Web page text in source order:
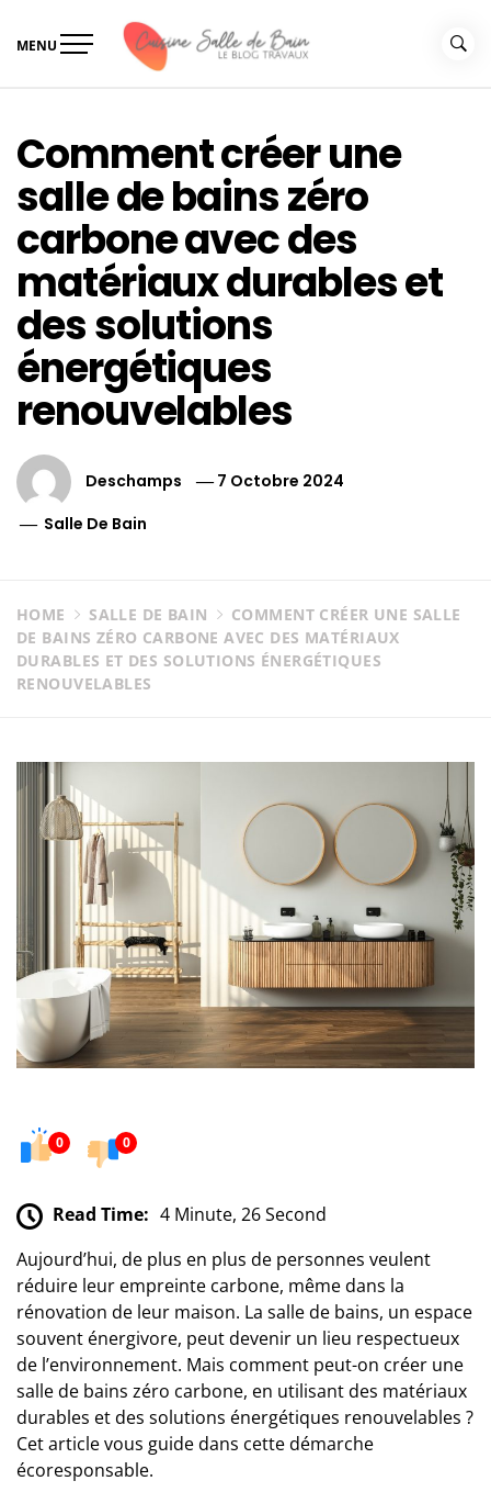
MENU
Comment créer une
salle de bains zéro
carbone avec des
matériaux durables et
des solutions
énergétiques
renouvelables
Deschamps
7 Octobre 2024
Salle De Bain
HOME SALLE DE BAIN
COMMENT CRÉER UNE SALLE
DE BAINS ZÉRO CARBONE AVEC DES MATÉRIAUX
DURABLES ET DES SOLUTIONS ÉNERGÉTIQUES
RENOUVELABLES
0 0
Read Time: 4 Minute, 26 Second
Aujourd’hui, de plus en plus de personnes veulent
réduire leur empreinte carbone, même dans la
rénovation de leur maison. La salle de bains, un espace
souvent énergivore, peut devenir un lieu respectueux
de l’environnement. Mais comment peut-on créer une
salle de bains zéro carbone, en utilisant des matériaux
durables et des solutions énergétiques renouvelables ?
Cet article vous guide dans cette démarche
écoresponsable.